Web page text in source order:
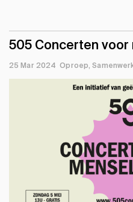
505 Concerten voor
25 Mar 2024 Oproep